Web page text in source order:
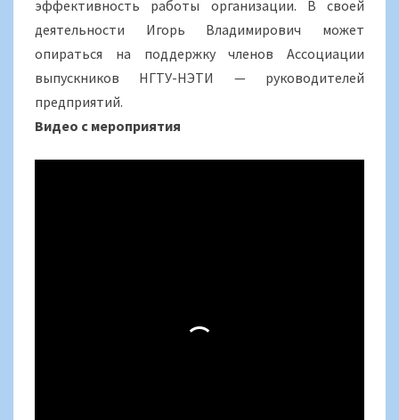
эффективность работы организации. В своей
деятельности Игорь Владимирович может
опираться на поддержку членов Ассоциации
выпускников НГТУ-НЭТИ — руководителей
предприятий.
Видео с мероприятия